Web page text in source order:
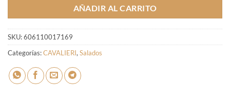
AÑADIR AL CARRITO
SKU:606110017169
Categorías:CAVALIERI,Salados